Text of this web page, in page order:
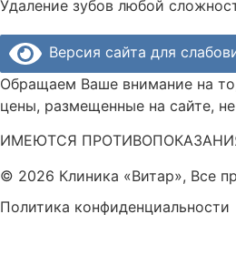
Удаление зубов любой
Версия сайта для
Обращаем Ваше внимание на
цены, размещенные на сайте,
ИМЕЮТСЯ
© 2026 Клиника «Витар», Все
Политика конфиденциальности